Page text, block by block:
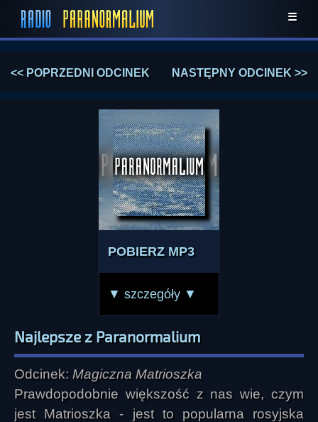
☰
<< POPRZEDNI ODCINEK NASTĘPNY ODCINEK >>
POBIERZ MP3
▼ szczegóły ▼
Najlepsze z Paranormalium
Odcinek: Magiczna Matrioszka
Prawdopodobnie większość z nas wie, czym
jest Matrioszka - jest to popularna rosyjska